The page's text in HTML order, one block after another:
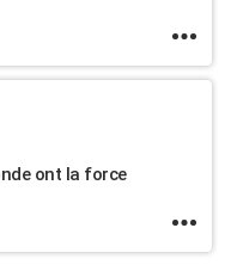
ont la force